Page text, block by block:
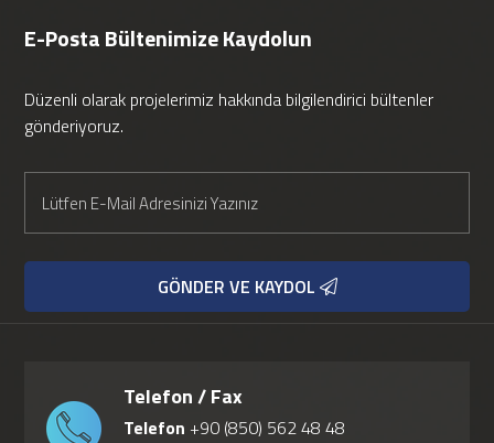
E-Posta BültenimizeKaydolun
Düzenli olarak projelerimiz hakkında bilgilendirici bültenler
gönderiyoruz.
GÖNDER VE KAYDOL
Telefon / Fax
Telefon +90 (850) 562 48 48